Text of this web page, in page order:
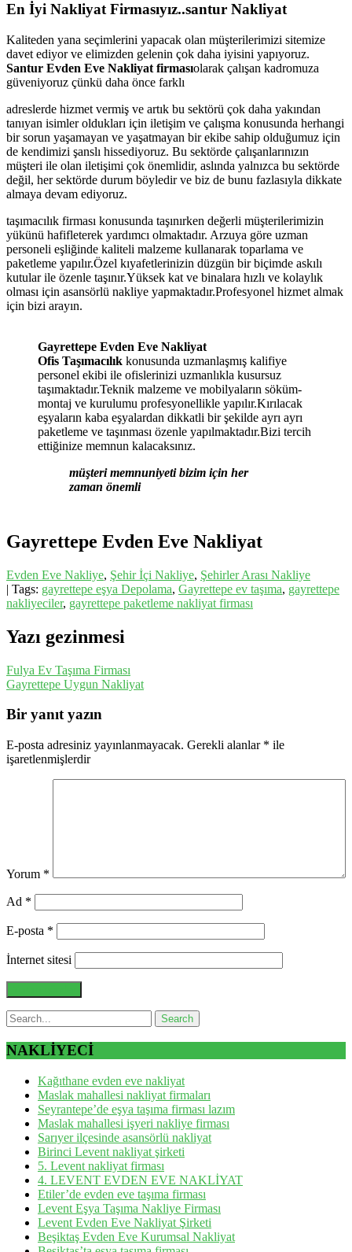
En İyi Nakliyat Firmasıyız..santur Nakliyat
Kaliteden yana seçimlerini yapacak olan müşterilerimizi sitemize
davet ediyor ve elimizden gelenin çok daha iyisini yapıyoruz.
Santur Evden Eve Nakliyat firmasıolarak çalışan kadromuza
güveniyoruz çünkü daha önce farklı
adreslerde hizmet vermiş ve artık bu sektörü çok daha yakından
tanıyan isimler oldukları için iletişim ve çalışma konusunda herhangi
bir sorun yaşamayan ve yaşatmayan bir ekibe sahip olduğumuz için
de kendimizi şanslı hissediyoruz. Bu sektörde çalışanlarınızın
müşteri ile olan iletişimi çok önemlidir, aslında yalnızca bu sektörde
değil, her sektörde durum böyledir ve biz de bunu fazlasıyla dikkate
almaya devam ediyoruz.
taşımacılık firması konusunda taşınırken değerli müşterilerimizin
yükünü hafifleterek yardımcı olmaktadır. Arzuya göre uzman
personeli eşliğinde kaliteli malzeme kullanarak toparlama ve
paketleme yapılır.Özel kıyafetlerinizin düzgün bir biçimde askılı
kutular ile özenle taşınır.Yüksek kat ve binalara hızlı ve kolaylık
olması için asansörlü nakliye yapmaktadır.Profesyonel hizmet almak
için bizi arayın.
Gayrettepe Evden Eve Nakliyat
Ofis Taşımacılık konusunda uzmanlaşmış kalifiye
personel ekibi ile ofislerinizi uzmanlıkla kusursuz
taşımaktadır.Teknik malzeme ve mobilyaların söküm-
montaj ve kurulumu profesyonellikle yapılır.Kırılacak
eşyaların kaba eşyalardan dikkatli bir şekilde ayrı ayrı
paketleme ve taşınması özenle yapılmaktadır.Bizi tercih
ettiğinize memnun kalacaksınız.
müşteri memnuniyeti bizim için her
zaman önemli
Gayrettepe Evden Eve Nakliyat
Evden Eve Nakliye, Şehir İçi Nakliye, Şehirler Arası Nakliye
| Tags: gayrettepe eşya Depolama, Gayrettepe ev taşıma, gayrettepe
nakliyeciler, gayrettepe paketleme nakliyat firması
Yazı gezinmesi
Fulya Ev Taşıma Firması
Gayrettepe Uygun Nakliyat
Bir yanıt yazın
E-posta adresiniz yayınlanmayacak. Gerekli alanlar * ile
işaretlenmişlerdir
Yorum *
Ad *
E-posta *
İnternet sitesi
NAKLİYECİ
Kağıthane evden eve nakliyat
Maslak mahallesi nakliyat firmaları
Seyrantepe’de eşya taşıma firması lazım
Maslak mahallesi işyeri nakliye firması
Sarıyer ilçesinde asansörlü nakliyat
Birinci Levent nakliyat şirketi
5. Levent nakliyat firması
4. LEVENT EVDEN EVE NAKLİYAT
Etiler’de evden eve taşıma firması
Levent Eşya Taşıma Nakliye Firması
Levent Evden Eve Nakliyat Şirketi
Beşiktaş Evden Eve Kurumsal Nakliyat